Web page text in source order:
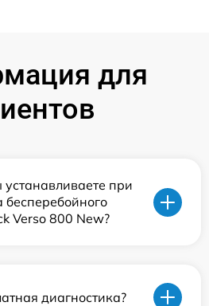
для
при
бесперебойного
Verso 800 New?
диагностика?